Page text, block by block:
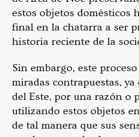
estos objetos domésticos
final en la chatarra a ser
historia reciente de la
Sin embargo, este
miradas contrapuestas,
del Este, por una razón o
utilizando estos objetos
de tal manera que sus